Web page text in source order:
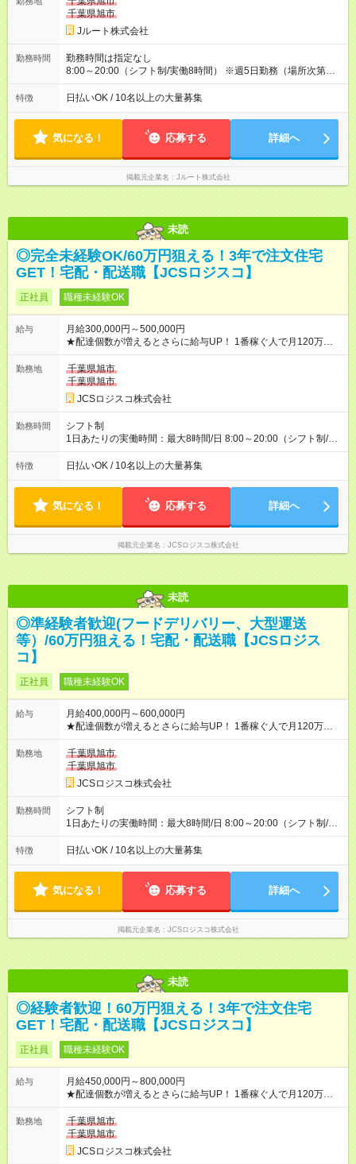
収40万円~50万円／週6日稼働 ＜モデルイメージ＞ ■月収50万
円 (27歳男性/江東区在住)※元建築関係 1日150個配達×25日勤務
(日休み) ■月収80万円(43歳男性/墨田区在住)※元営業 1日200個
千葉県旭市
Jルート株式会社
勤務時間
勤務時間は指定なし
8:00～20:00（シフト制/実働8時間） ※週5日勤務（場所次第で
は週4も有り） ※配達状況によって時間外での勤務可能性有り ※
案件により多少の前後あり ※配達が完了次第、帰社OKです
特徴 日払いOK / 10名以上の大量募集
気になる！ 応募する 詳細へ
掲載元企業名 Jルート株式会社
未読
◎完全未経験OK/60万円狙える！3年で注文住宅
GET！宅配・配送職【JCSロジスコ】
正社員 職種未経験OK
給与
月給300,000円～500,000円
★配達個数が増えるとさらに給与UP！ 1番稼ぐ人で月120万ほ
ど！ ・主要都市エリア 月収55万円／週5日稼働 月収65万~112
万円／週6日稼働 ・地方郊外エリア 月収40万円／週5日稼働 月
収40万円~50万円／週6日稼働 ＜モデルイメージ＞ ■月収50万
円 (27歳男性/江東区在住)※元建築関係 1日150個配達×25日勤務
(日休み) ■月収80万円(43歳男性/墨田区在住)※元営業 1日200個
勤務地
千葉県旭市
千葉県旭市
JCSロジスコ株式会社
勤務時間
シフト制
1日あたりの実働時間：最大8時間/日 8:00～20:00（シフト制/実
働8時間） ※週5日勤務（場所次第では週4も有り） ※配達状況に
よって時間外での勤務可能性有り ※案件により多少の前後あり
特徴 日払いOK / 10名以上の大量募集
気になる！ 応募する 詳細へ
掲載元企業名 JCSロジスコ株式会社
未読
◎準経験者歓迎(フードデリバリー、大型運送
等）/60万円狙える！宅配・配送職【JCSロジス
コ】
正社員 職種未経験OK
給与
月給400,000円～600,000円
★配達個数が増えるとさらに給与UP！ 1番稼ぐ人で月120万ほ
ど！ ・主要都市エリア 月収55万円／週5日稼働 月収65万~112
万円／週6日稼働 ・地方郊外エリア 月収40万円／週5日稼働 月
収40万円~50万円／週6日稼働 ＜モデルイメージ＞ ■月収50万
円 (27歳男性/江東区在住)※元建築関係 1日150個配達×25日勤務
(日休み) ■月収80万円(43歳男性/墨田区在住)※元営業 1日200個
勤務地
千葉県旭市
千葉県旭市
JCSロジスコ株式会社
勤務時間
シフト制
1日あたりの実働時間：最大8時間/日 8:00～20:00（シフト制/実
働8時間） ※週5日勤務（場所次第では週4も有り） ※配達状況に
よって時間外での勤務可能性有り ※案件により多少の前後あり
特徴 日払いOK / 10名以上の大量募集
気になる！ 応募する 詳細へ
掲載元企業名 JCSロジスコ株式会社
未読
◎経験者歓迎！60万円狙える！3年で注文住宅
GET！宅配・配送職【JCSロジスコ】
正社員 職種未経験OK
給与
月給450,000円～800,000円
★配達個数が増えるとさらに給与UP！ 1番稼ぐ人で月120万ほ
ど！ ・主要都市エリア 月収55万円／週5日稼働 月収65万~112
万円／週6日稼働 ・地方郊外エリア 月収40万円／週5日稼働 月
収40万円~50万円／週6日稼働 ＜モデルイメージ＞ ■月収50万
円 (27歳男性/江東区在住)※元建築関係 1日150個配達×25日勤務
(日休み) ■月収80万円(43歳男性/墨田区在住)※元営業 1日200個
勤務地
千葉県旭市
千葉県旭市
JCSロジスコ株式会社